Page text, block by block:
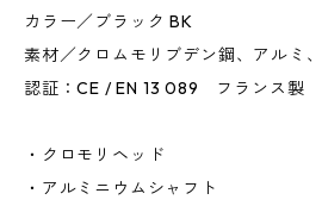
カラー／ブラック BK
素材／クロムモリブデン鋼、アルミ
認証：CE / EN 13 089 フランス製
・クロモリヘッド
・アルミニウムシャフト